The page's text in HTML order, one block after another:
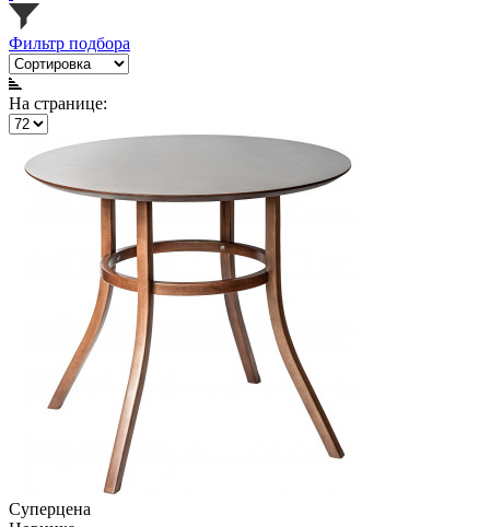
Фильтр подбора
На странице:
Суперцена